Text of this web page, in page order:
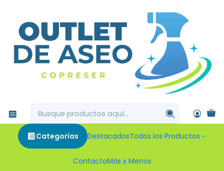
Categorías DestacadosTodos los Productos
ContactoMás x Menos